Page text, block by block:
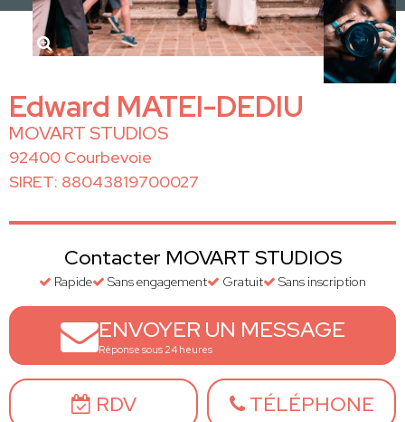
Edward MATEI-DEDIU
MOVART STUDIOS
92400 Courbevoie
SIRET: 88043819700027
Contacter MOVART STUDIOS
Rapide Sans engagement Gratuit Sans inscription
ENVOYER UN MESSAGE
Réponse sous 24 heures
RDV TÉLÉPHONE